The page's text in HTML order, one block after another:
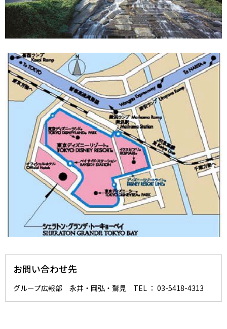
お問い合わせ先
グループ広報部 永井・岡弘・鷲見 TEL ： 03-5418-4313